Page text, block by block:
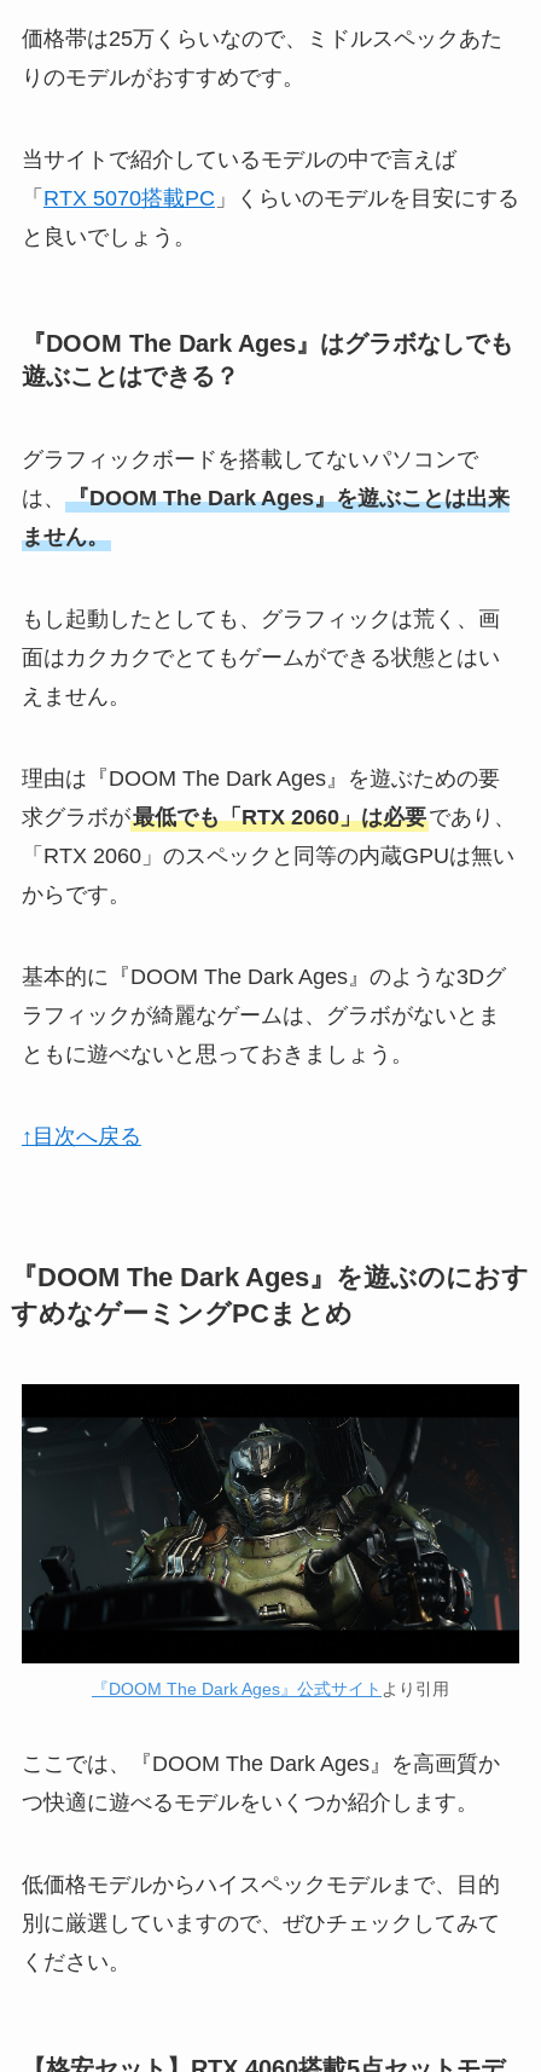
価格帯は25万くらいなので、ミドルスペックあた
りのモデルがおすすめです。
当サイトで紹介しているモデルの中で言えば
「 RTX 5070搭載PC 」くらいのモデルを目安にする
と良いでしょう。
『DOOM The Dark Ages』はグラボなしでも
遊ぶことはできる？
グラフィックボードを搭載してないパソコンで
は、 『DOOM The Dark Ages』を遊ぶことは出来
ません。
もし起動したとしても、グラフィックは荒く、画
面はカクカクでとてもゲームができる状態とはい
えません。
理由は『DOOM The Dark Ages』を遊ぶための要
求グラボが最低でも「RTX 2060」は必要であり、
「RTX 2060」のスペックと同等の内蔵GPUは無い
からです。
基本的に『DOOM The Dark Ages』のような3Dグ
ラフィックが綺麗なゲームは、グラボがないとま
ともに遊べないと思っておきましょう。
↑目次へ戻る
『DOOM The Dark Ages』を遊ぶのにおす
すめなゲーミングPCまとめ
『DOOM The Dark Ages』公式サイト より引用
ここでは、『DOOM The Dark Ages』を高画質か
つ快適に遊べるモデルをいくつか紹介します。
低価格モデルからハイスペックモデルまで、目的
別に厳選していますので、ぜひチェックしてみて
ください。